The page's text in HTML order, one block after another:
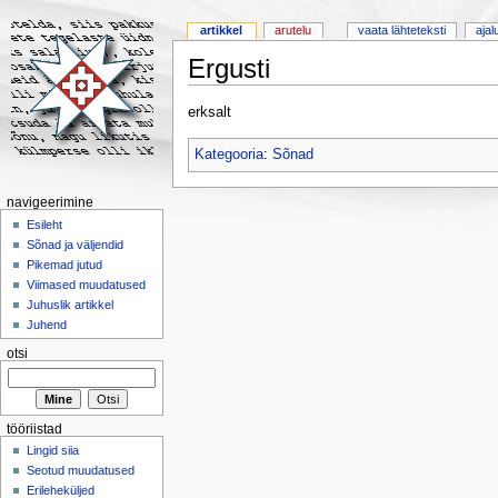
Ergusti
erksalt
Kategooria: Sõnad
artikkel arutelu vaata lähteteksti
navigeerimine
Esileht
Sõnad ja väljendid
Pikemad jutud
Viimased muudatused
Juhuslik artikkel
Juhend
otsi
tööriistad
Lingid siia
Seotud muudatused
Erileheküljed